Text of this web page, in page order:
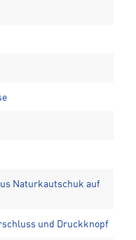
Naturkautschuk auf
und Druckknopf